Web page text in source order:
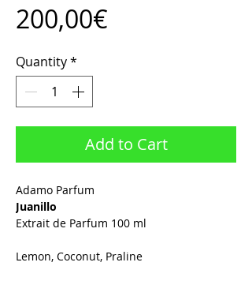
200,00€
Quantity*
Add to Cart
Adamo Parfum
Juanillo
Extrait de Parfum 100 ml
Lemon, Coconut, Praline